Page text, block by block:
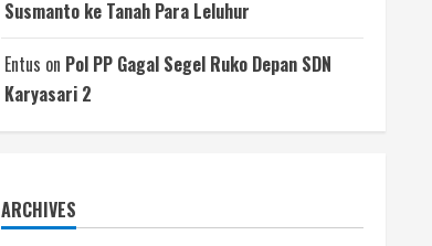
Susmanto ke Tanah Para Leluhur
Entus on Pol PP Gagal Segel Ruko Depan SDN
Karyasari 2
ARCHIVES